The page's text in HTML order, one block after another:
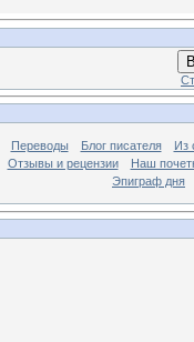
Переводы Блог писателя
Из
Отзывы и рецензии
Наш
Эпиграф дня